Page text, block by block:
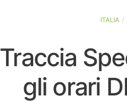
ITALIA
Traccia
gli orari